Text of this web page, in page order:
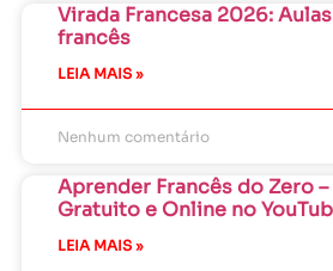
Virada Francesa 2026:
francês
LEIA MAIS »
Nenhum comentário
Aprender Francês do Zero
Gratuito e Online no
LEIA MAIS »